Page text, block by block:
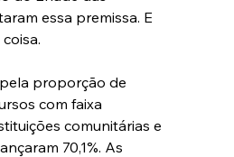
essa premissa. E
proporção de
com faixa
comunitárias e
70,1%. As